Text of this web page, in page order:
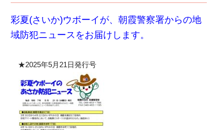
彩夏(さいか)ウボーイが、朝霞警察署からの地
域防犯ニュースをお届けします。
★2025年5月21日発行号